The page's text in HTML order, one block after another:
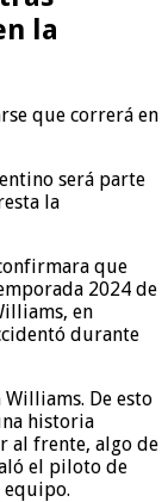
la
será parte
la
que
2024 de
en
durante
De esto
historia
al frente, algo de
el piloto de
equipo.